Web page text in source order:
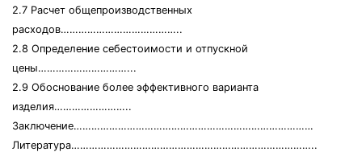
2.7 Расчет общепроизводственных
расходов…………………………………..
2.8 Определение себестоимости и отпускной
цены…………………………...
2.9 Обоснование более эффективного варианта
изделия……………………..
Заключение………………………………………………………………………
Литература………………………………………………………………………..